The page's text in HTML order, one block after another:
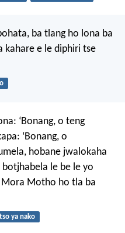
ba tlang ho lona ba
kahare e le diphiri tse
‘Bonang, o teng
‘Bonang, o
hobane jwalokaha
le be le yo
Motho ho tla ba
ya nako